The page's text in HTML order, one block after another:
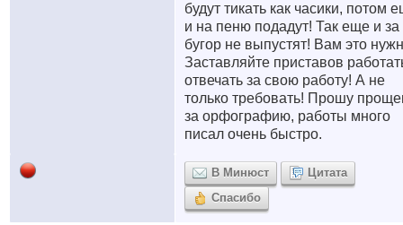
будут тикать как часики, потом
и на пеню подадут! Так еще и за
бугор не выпустят! Вам это
Заставляйте приставов
отвечать за свою работу! А не
только требовать! Прошу
за орфографию, работы много
писал очень быстро.
В Минюст
Цитата
Спасибо